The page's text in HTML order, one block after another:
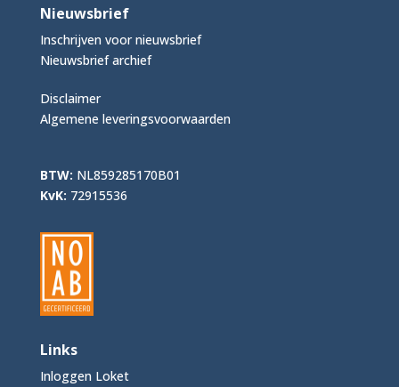
Nieuwsbrief
Inschrijven voor nieuwsbrief
Nieuwsbrief archief
Disclaimer
Algemene leveringsvoorwaarden
BTW: NL859285170B01
KvK: 72915536
Links
Inloggen Loket